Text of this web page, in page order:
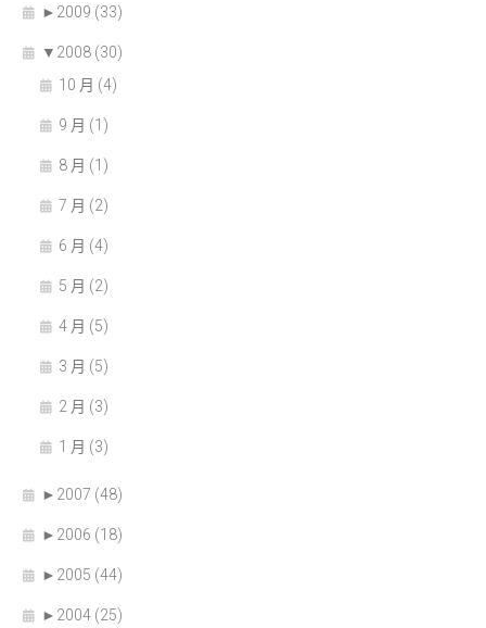
► 2009 (33)
▼ 2008 (30)
10 月 (4)
9 月 (1)
8 月 (1)
7 月 (2)
6 月 (4)
5 月 (2)
4 月 (5)
3 月 (5)
2 月 (3)
1 月 (3)
► 2007 (48)
► 2006 (18)
► 2005 (44)
► 2004 (25)